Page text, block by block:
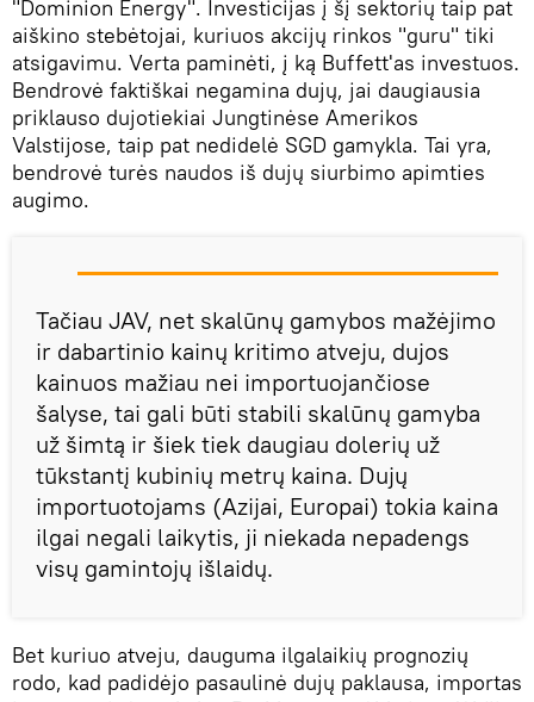
"Dominion Energy". Investicijas į šį sektorių taip pat
aiškino stebėtojai, kuriuos akcijų rinkos "guru" tiki
atsigavimu. Verta paminėti, į ką Buffett'as investuos.
Bendrovė faktiškai negamina dujų, jai daugiausia
priklauso dujotiekiai Jungtinėse Amerikos
Valstijose, taip pat nedidelė SGD gamykla. Tai yra,
bendrovė turės naudos iš dujų siurbimo apimties
augimo.
Tačiau JAV, net skalūnų gamybos mažėjimo
ir dabartinio kainų kritimo atveju, dujos
kainuos mažiau nei importuojančiose
šalyse, tai gali būti stabili skalūnų gamyba
už šimtą ir šiek tiek daugiau dolerių už
tūkstantį kubinių metrų kaina. Dujų
importuotojams (Azijai, Europai) tokia kaina
ilgai negali laikytis, ji niekada nepadengs
visų gamintojų išlaidų.
Bet kuriuo atveju, dauguma ilgalaikių prognozių
rodo, kad padidėjo pasaulinė dujų paklausa, importas